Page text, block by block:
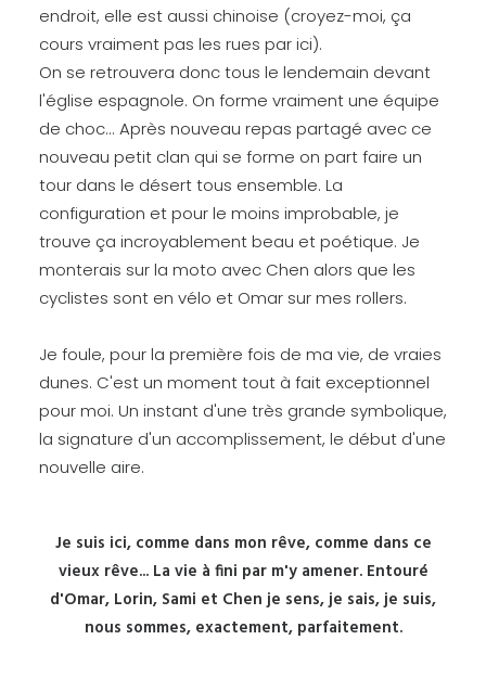
endroit, elle est aussi chinoise (croyez-moi, ça
cours vraiment pas les rues par ici).
On se retrouvera donc tous le lendemain devant
l'église espagnole. On forme vraiment une équipe
de choc... Après nouveau repas partagé avec ce
nouveau petit clan qui se forme on part faire un
tour dans le désert tous ensemble. La
configuration et pour le moins improbable, je
trouve ça incroyablement beau et poétique. Je
monterais sur la moto avec Chen alors que les
cyclistes sont en vélo et Omar sur mes rollers.
Je foule, pour la première fois de ma vie, de vraies
dunes. C'est un moment tout à fait exceptionnel
pour moi. Un instant d'une très grande symbolique,
la signature d'un accomplissement, le début d'une
nouvelle aire.
Je suis ici, comme dans mon rêve, comme dans ce
vieux rêve... La vie à fini par m'y amener. Entouré
d'Omar, Lorin, Sami et Chen je sens, je sais, je suis,
nous sommes, exactement, parfaitement.